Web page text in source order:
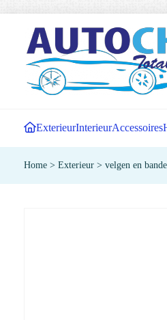
ExterieurInterieurAccessoires
Home > Exterieur > velgen en